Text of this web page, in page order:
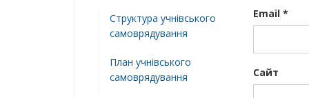
Структура учнiвського
самоврядування
План учнiвського
самоврядування
Email *
Сайт